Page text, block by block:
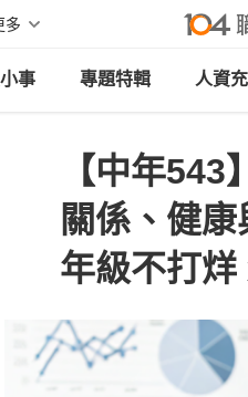
多
事 專題特輯 人資
【中年
關係、健
年級不打